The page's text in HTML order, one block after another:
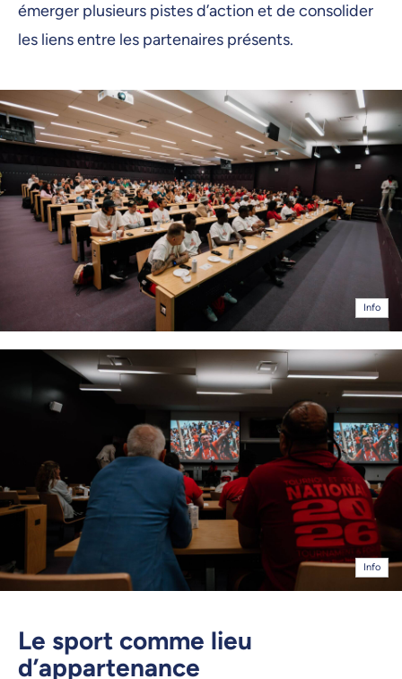
émerger plusieurs pistes d’action et de consolider
les liens entre les partenaires présents.
Info
Info
Le sport comme lieu
d’appartenance